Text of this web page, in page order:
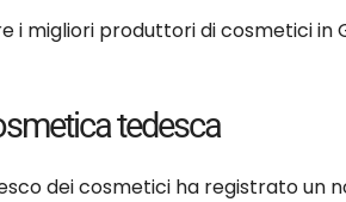
i migliori produttori di cosmetici
tedesca
dei cosmetici ha registrato un